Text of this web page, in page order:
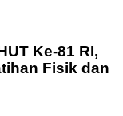
Ke-81 RI,
Fisik dan